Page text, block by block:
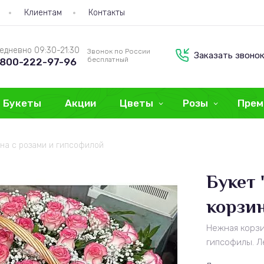
Клиентам Контакты
09:30-21:30
222-97-96
Звонок по России
бесплатный
Заказать звонок
Букеты Акции Цветы Розы
с розами и гипсофилой
Нежная
гипсофилы.